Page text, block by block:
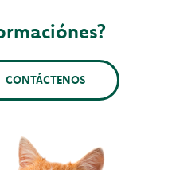
CONTÁCTENOS